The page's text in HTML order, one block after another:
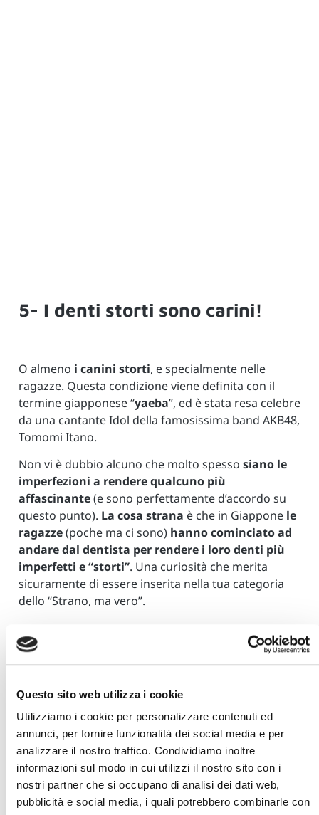
Questo sito web utilizza i cookie
Utilizziamo i cookie per personalizzare contenuti ed
annunci, per fornire funzionalità dei social media e per
analizzare il nostro traffico. Condividiamo inoltre
informazioni sul modo in cui utilizzi il nostro sito con i
nostri partner che si occupano di analisi dei dati web,
pubblicità e social media, i quali potrebbero combinarle con
5- I denti storti sono carini!
O almeno i canini storti, e specialmente nelle
ragazze. Questa condizione viene definita con il
termine giapponese “yaeba”, ed è stata resa celebre
da una cantante Idol della famosissima band AKB48,
Tomomi Itano.
Non vi è dubbio alcuno che molto spesso siano le
imperfezioni a rendere qualcuno più
affascinante(e sono perfettamente d’accordo su
questo punto). La cosa strana è che in Giappone le
ragazze(poche ma ci sono) hanno cominciato ad
andare dal dentista per rendere i loro denti più
imperfetti e “storti”. Una curiosità che merita
sicuramente di essere inserita nella tua categoria
dello “Strano, ma vero”.
6- Il festival del Pene
IlKanamara Matsuri è un festival che si tiene
ogni aprile nella città di Kawasaki(si trova a circa
25 chilometri da Tokyo). Questo evento viene
conosciuto con altri due nomi, molto più divertenti:
il primo è “festival del pene”, mentre il secondo è a
mio avviso quello più suggestivo ed eloquente (e